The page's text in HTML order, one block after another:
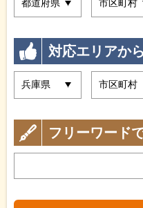
対応エリアか
フリーワード